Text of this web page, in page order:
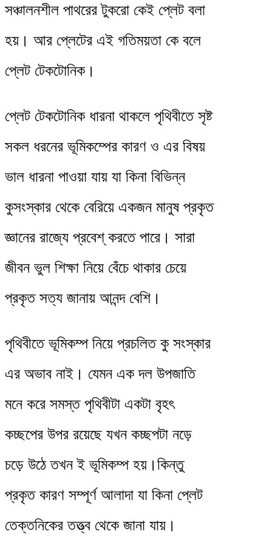
সঞ্চালনশীল পাথরের টুকরো কেই প্লেট বলা
হয়। আর প্লেটের এই গতিময়তা কে বলে
প্লেট টেকটোনিক।
প্লেট টেকটোনিক ধারনা থাকলে পৃথিবীতে সৃষ্ট
সকল ধরনের ভূমিকম্পের কারণ ও এর বিষয়
ভাল ধারনা পাওয়া যায় যা কিনা বিভিন্ন
কুসংস্কার থেকে বেরিয়ে একজন মানুষ প্রকৃত
জ্ঞানের রাজ্যে প্রবেশ্ করতে পারে। সারা
জীবন ভুল শিক্ষা নিয়ে বেঁচে থাকার চেয়ে
প্রকৃত সত্য জানায় আনন্দ বেশি।
পৃথিবীতে ভূমিকম্প নিয়ে প্রচলিত কু সংস্কার
এর অভাব নাই। যেমন এক দল উপজাতি
মনে করে সমস্ত পৃথিবীটা একটা বৃহৎ
কচ্ছপের উপর রয়েছে যখন কচ্ছপটা নড়ে
চড়ে উঠে তখন ই ভূমিকম্প হয়।কিন্তু
প্রকৃত কারণ সম্পূর্ণ আলাদা যা কিনা প্লেট
তেক্তনিকের তত্ত্ব থেকে জানা যায়।